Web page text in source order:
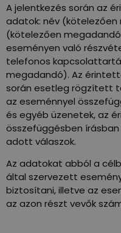
A jelentkezés során az
adatok: név
(kötelezően
eseményen való
telefonos
megadandó). Az
során esetleg rögzített
az eseménnyel
és egyéb üzenetek, az
összefüggésben
adott válaszok.
Az adatokat abból a
által szervezett
biztosítani, illetve az
az azon részt vevők